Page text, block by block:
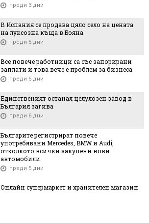
преди 3 дни
В Испания се продава цяло село на цената
на луксозна къща в Бояна
преди 5 дни
Все повече работници са със запорирани
заплати и това вече е проблем за бизнеса
преди 5 дни
Единственият останал целулозен завод в
България загива
преди 6 дни
Българите регистрират повече
употребявани Mercedes, BMW и Audi,
отколкото всички закупени нови
автомобили
преди 5 дни
Онлайн супермаркет и хранителен магазин